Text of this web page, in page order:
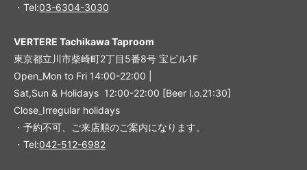
・Tel:03-6304-3030
VERTERE Tachikawa Taproom
東京都立川市柴崎町2丁目5番8号 宝ビル1F
Open_Mon to Fri 14:00-22:00 |
Sat,Sun & Holidays 12:00-22:00 [Beer l.o.21:30]
Close_Irregular holidays
・予約不可、ご来店順のご案内になります。
・Tel:042-512-6982